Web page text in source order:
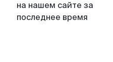
на нашем сайте за
последнее время